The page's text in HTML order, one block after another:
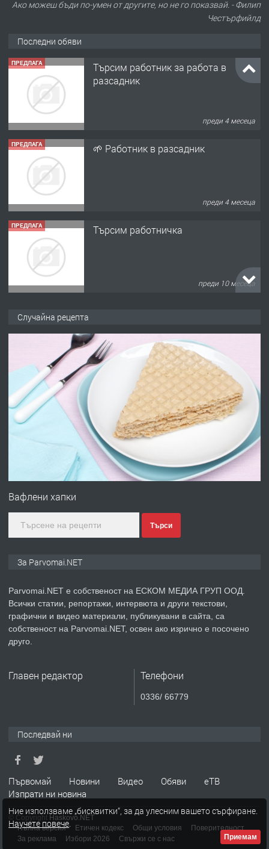
Ако можеш бъди по-умен от другите, но не го показвай. - Филип
Честърфийлд
Последни обяви
ПРЕДЛАГА 🌱 Работник в разсадник
преди 4 месеца
ПРЕДЛАГА Търсим работничка
преди 10 месеца
ПРЕДЛАГА
Продава употребявани чисти и
преди 1 година
преди 1 година
ПРЕДЛАГА
Първи поход "По стъпките на Ангел
Войвода"
преди 1 година
Монтажник на малки детайли за
преди 1 година
ПРЕДЛАГА
Продавам апартамент - гр.
ПРЕДЛАГА
Търсим работник за работа в
разсадник
Случайна рецепта
Вафлени хапки
Търси
За Parvomai.NET
Parvomai.NET е собственост на ЕСКОМ МЕДИА ГРУП ООД.
Всички статии, репортажи, интервюта и други текстови,
графични и видео материали, публикувани в сайта, са
собственост на Parvomai.NET, освен ако изрично е посочено
друго.
Главен редактор Телефони
0336/ 66779
Последвай ни
Първомай Новини Видео Обяви
еТВ
Изпрати ни новина
© Copyright Haskovo.NET
Пълна версия
Етичен кодекс Общи условия
Поверителност
За реклама
Избори 2026 Свържи се с нас
Ние използваме „бисквитки“, за да улесним вашето сърфиране.
Научете повече.
Приемам